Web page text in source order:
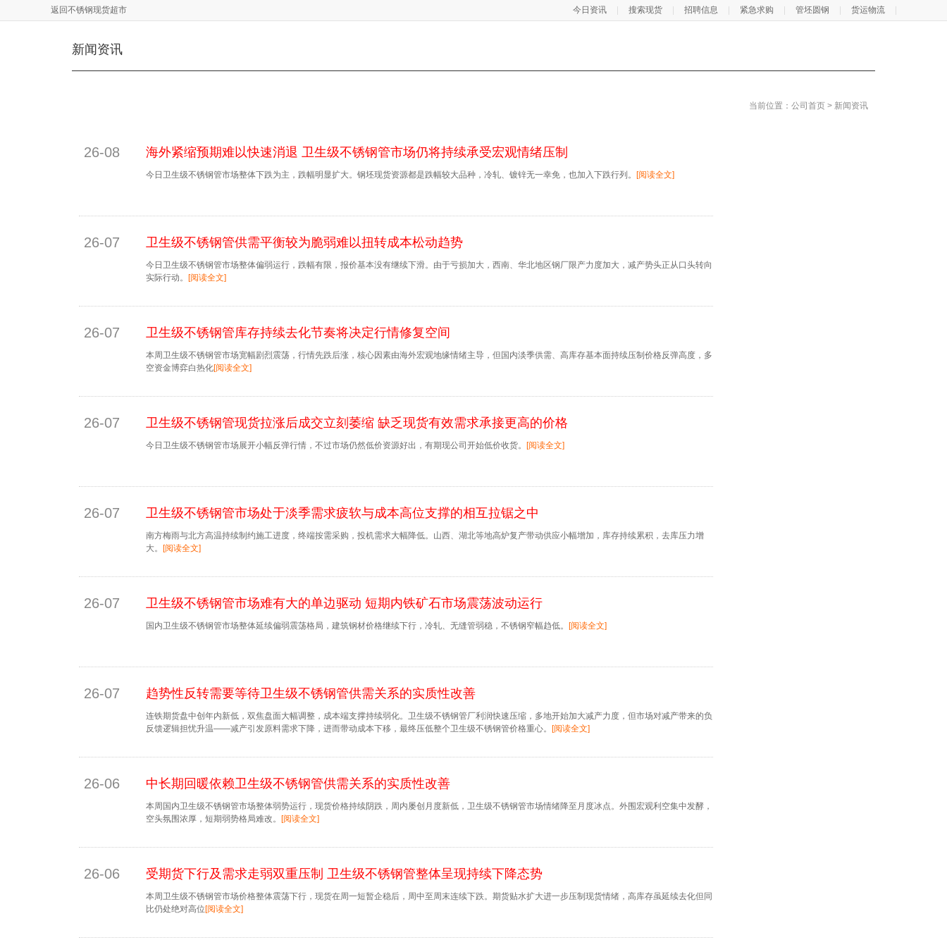
今日资讯 搜索现货 招聘信息 紧急求购 管坯圆钢 货运物流
返回不锈钢现货超市
新闻资讯
当前位置： 公司首页 > 新闻资讯
26-08 海外紧缩预期难以快速消退 卫生级不锈钢管市场仍将持续承受宏观情绪压制
今日卫生级不锈钢管市场整体下跌为主，跌幅明显扩大。钢坯现货资源都是跌幅较大品种，冷轧、镀锌无一幸免，也加入下跌行列。 [阅读全文]
26-07 卫生级不锈钢管供需平衡较为脆弱难以扭转成本松动趋势
今日卫生级不锈钢管市场整体偏弱运行，跌幅有限，报价基本没有继续下滑。由于亏损加大，西南、华北地区钢厂限产力度加大，减产势头正从口头转向
实际行动。 [阅读全文]
26-07 卫生级不锈钢管库存持续去化节奏将决定行情修复空间
本周卫生级不锈钢管市场宽幅剧烈震荡，行情先跌后涨，核心因素由海外宏观地缘情绪主导，但国内淡季供需、高库存基本面持续压制价格反弹高度，多
空资金博弈白热化[阅读全文]
26-07 卫生级不锈钢管现货拉涨后成交立刻萎缩 缺乏现货有效需求承接更高的价格
今日卫生级不锈钢管市场展开小幅反弹行情，不过市场仍然低价资源好出，有期现公司开始低价收货。 [阅读全文]
26-07 卫生级不锈钢管市场处于淡季需求疲软与成本高位支撑的相互拉锯之中
南方梅雨与北方高温持续制约施工进度，终端按需采购，投机需求大幅降低。山西、湖北等地高炉复产带动供应小幅增加，库存持续累积，去库压力增
大。 [阅读全文]
26-07 卫生级不锈钢管市场难有大的单边驱动 短期内铁矿石市场震荡波动运行
国内卫生级不锈钢管市场整体延续偏弱震荡格局，建筑钢材价格继续下行，冷轧、无缝管弱稳，不锈钢窄幅趋低。 [阅读全文]
26-07 趋势性反转需要等待卫生级不锈钢管供需关系的实质性改善
连铁期货盘中创年内新低，双焦盘面大幅调整，成本端支撑持续弱化。卫生级不锈钢管厂利润快速压缩，多地开始加大减产力度，但市场对减产带来的负
反馈逻辑担忧升温——减产引发原料需求下降，进而带动成本下移，最终压低整个卫生级不锈钢管价格重心。 [阅读全文]
26-06 中长期回暖依赖卫生级不锈钢管供需关系的实质性改善
本周国内卫生级不锈钢管市场整体弱势运行，现货价格持续阴跌，周内屡创月度新低，卫生级不锈钢管市场情绪降至月度冰点。外围宏观利空集中发酵，
空头氛围浓厚，短期弱势格局难改。 [阅读全文]
26-06 受期货下行及需求走弱双重压制 卫生级不锈钢管整体呈现持续下降态势
本周卫生级不锈钢管市场价格整体震荡下行，现货在周一短暂企稳后，周中至周末连续下跌。期货贴水扩大进一步压制现货情绪，高库存虽延续去化但同
比仍处绝对高位[阅读全文]